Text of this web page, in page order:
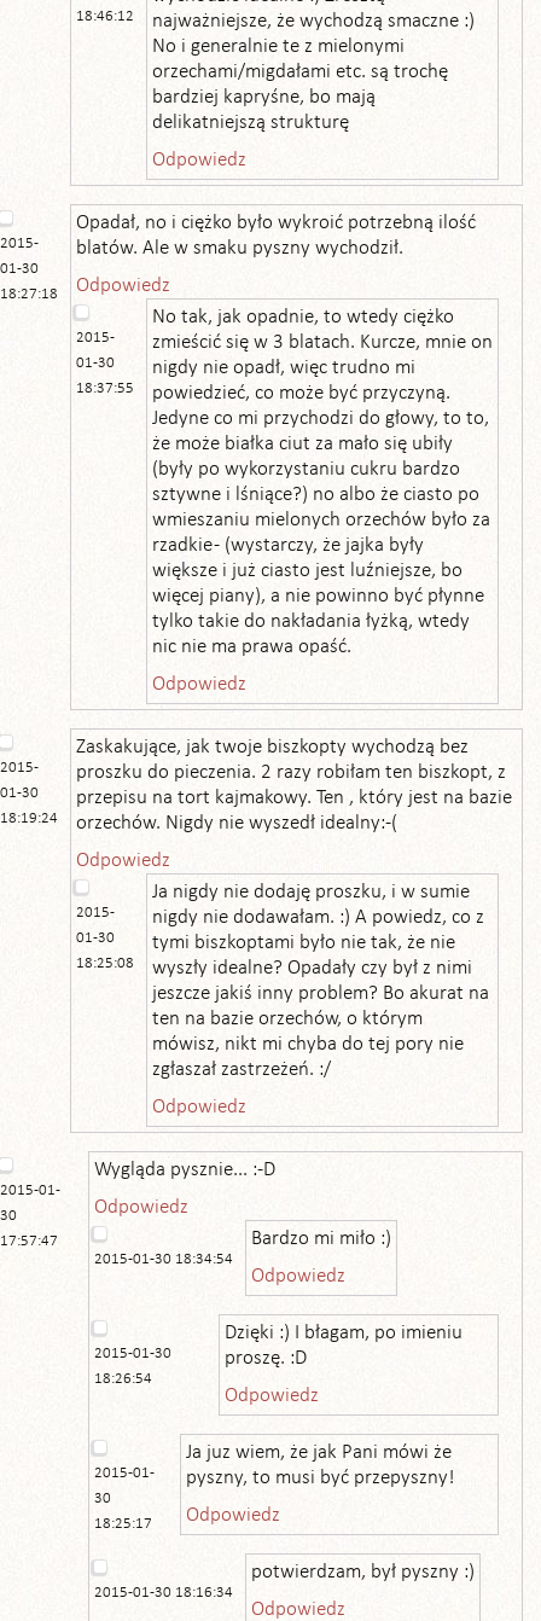
18:46:12
najważniejsze, że wychodzą smaczne :)
No i generalnie te z mielonymi
orzechami/migdałami etc. są trochę
bardziej kapryśne, bo mają
delikatniejszą strukturę
Odpowiedz
2015-
01-30
18:27:18
Opadał, no i ciężko było wykroić potrzebną ilość
blatów. Ale w smaku pyszny wychodził.
Odpowiedz
2015-
01-30
18:37:55
No tak, jak opadnie, to wtedy ciężko
zmieścić się w 3 blatach. Kurcze, mnie on
nigdy nie opadł, więc trudno mi
powiedzieć, co może być przyczyną.
Jedyne co mi przychodzi do głowy, to to,
że może białka ciut za mało się ubiły
(były po wykorzystaniu cukru bardzo
sztywne i lśniące?) no albo że ciasto po
wmieszaniu mielonych orzechów było za
rzadkie - (wystarczy, że jajka były
większe i już ciasto jest luźniejsze, bo
więcej piany), a nie powinno być płynne
tylko takie do nakładania łyżką, wtedy
nic nie ma prawa opaść.
Odpowiedz
2015-
01-30
18:19:24
Zaskakujące, jak twoje biszkopty wychodzą bez
proszku do pieczenia. 2 razy robiłam ten biszkopt, z
przepisu na tort kajmakowy. Ten , który jest na bazie
orzechów. Nigdy nie wyszedł idealny:-(
Odpowiedz
2015-
01-30
18:25:08
Ja nigdy nie dodaję proszku, i w sumie
nigdy nie dodawałam. :) A powiedz, co z
tymi biszkoptami było nie tak, że nie
wyszły idealne? Opadały czy był z nimi
jeszcze jakiś inny problem? Bo akurat na
ten na bazie orzechów, o którym
mówisz, nikt mi chyba do tej pory nie
zgłaszał zastrzeżeń. :/
Odpowiedz
2015-01-
30
17:57:47
Wygląda pysznie... :-D
Odpowiedz
2015-01-30 18:34:54
Bardzo mi miło :)
Odpowiedz
2015-01-30
18:26:54
Dzięki :) I błagam, po imieniu
proszę. :D
Odpowiedz
2015-01-
30
18:25:17
Ja juz wiem, że jak Pani mówi że
pyszny, to musi być przepyszny!
Odpowiedz
2015-01-30 18:16:34
potwierdzam, był pyszny :)
Odpowiedz